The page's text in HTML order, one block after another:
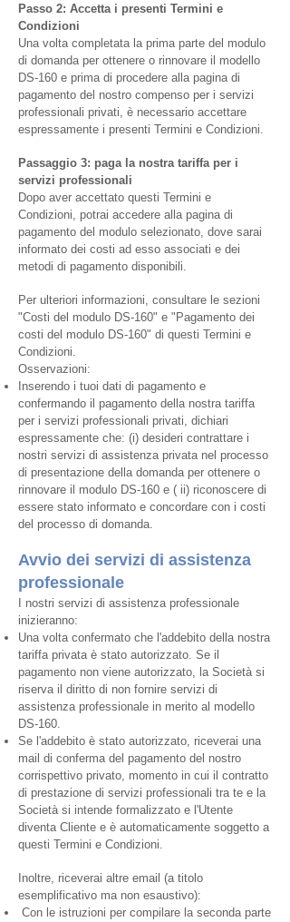
Passo 2: Accetta i presenti Termini e
Condizioni
Una volta completata la prima parte del modulo
di domanda per ottenere o rinnovare il modello
DS-160 e prima di procedere alla pagina di
pagamento del nostro compenso per i servizi
professionali privati, è necessario accettare
espressamente i presenti Termini e Condizioni.
Passaggio 3: paga la nostra tariffa per i
servizi professionali
Dopo aver accettato questi Termini e
Condizioni, potrai accedere alla pagina di
pagamento del modulo selezionato, dove sarai
informato dei costi ad esso associati e dei
metodi di pagamento disponibili.
Per ulteriori informazioni, consultare le sezioni
"Costi del modulo DS-160" e "Pagamento dei
costi del modulo DS-160" di questi Termini e
Condizioni.
Osservazioni:
Inserendo i tuoi dati di pagamento e
confermando il pagamento della nostra tariffa
per i servizi professionali privati, dichiari
espressamente che: (i) desideri contrattare i
nostri servizi di assistenza privata nel processo
di presentazione della domanda per ottenere o
rinnovare il modulo DS-160 e ( ii) riconoscere di
essere stato informato e concordare con i costi
del processo di domanda.
Avvio dei servizi di assistenza
professionale
I nostri servizi di assistenza professionale
inizieranno:
Una volta confermato che l'addebito della nostra
tariffa privata è stato autorizzato. Se il
pagamento non viene autorizzato, la Società si
riserva il diritto di non fornire servizi di
assistenza professionale in merito al modello
DS-160.
Se l'addebito è stato autorizzato, riceverai una
mail di conferma del pagamento del nostro
corrispettivo privato, momento in cui il contratto
di prestazione di servizi professionali tra te e la
Società si intende formalizzato e l'Utente
diventa Cliente e è automaticamente soggetto a
questi Termini e Condizioni.
Inoltre, riceverai altre email (a titolo
esemplificativo ma non esaustivo):
Con le istruzioni per compilare la seconda parte